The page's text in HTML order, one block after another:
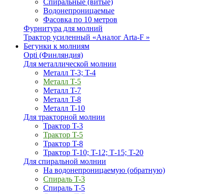
Спиральные (витые)
Водонепроницаемые
Фасовка по 10 метров
Фурнитура для молний
Трактор усиленный «Аналог Arta-F »
Бегунки к молниям
Opti (Финляндия)
Для металлической молнии
Металл T-3; T-4
Металл T-5
Металл T-7
Металл T-8
Металл T-10
Для тракторной молнии
Трактор T-3
Трактор T-5
Трактор T-8
Трактор T-10; T-12; Т-15; T-20
Для спиральной молнии
На водонепроницаемую (обратную)
Спираль T-3
Спираль T-5